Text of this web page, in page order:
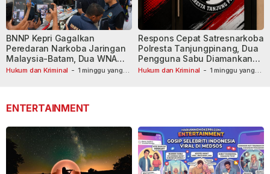
Hukum dan Kriminal - 1 minggu yang
BNNP Kepri Gagalkan
Peredaran Narkoba Jaringan
Malaysia-Batam, Dua WNA
Masih Diburu
Hukum dan Kriminal - 1 minggu yang
Respons Cepat Satresnarkoba
Polresta Tanjungpinang, Dua
Pengguna Sabu Diamankan
Usai Dilaporkan ke Call Center
ENTERTAINMENT